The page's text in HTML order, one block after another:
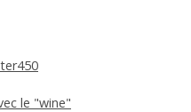
le "wine"